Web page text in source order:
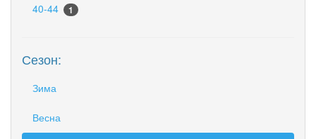
40-44 1
Сезон:
Зима
Весна